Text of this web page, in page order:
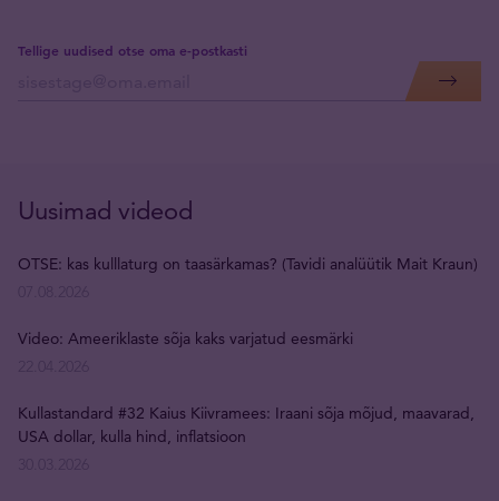
Tellige uudised otse oma e-postkasti
Uusimad videod
OTSE: kas kulllaturg on taasärkamas? (Tavidi analüütik Mait Kraun)
Video: Ameeriklaste sõja kaks varjatud eesmärki
Kullastandard #32 Kaius Kiivramees: Iraani sõja mõjud, maavarad,
USA dollar, kulla hind, inflatsioon